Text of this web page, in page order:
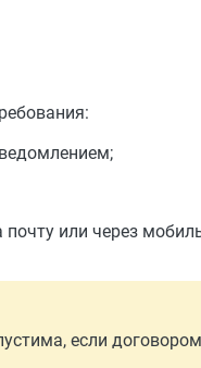
или через
если